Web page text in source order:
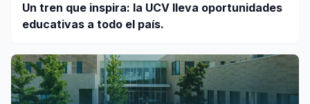
Un tren que inspira: la UCV lleva oportunidades
educativas a todo el país.